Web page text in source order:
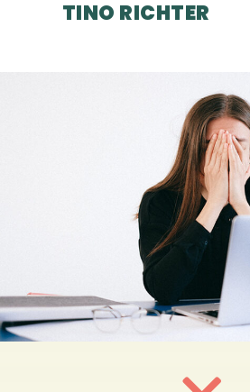
TINO RICHTER